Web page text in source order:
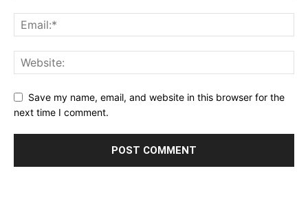
Save my name, email, and website in this browser for the
next time I comment.